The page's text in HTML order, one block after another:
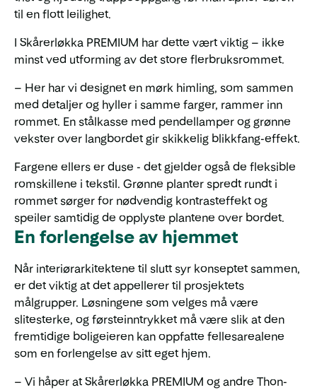
til en flott leilighet.
I Skårerløkka PREMIUM har dette vært viktig – ikke
minst ved utforming av det store flerbruksrommet.
– Her har vi designet en mørk himling, som sammen
med detaljer og hyller i samme farger, rammer inn
rommet. En stålkasse med pendellamper og grønne
vekster over langbordet gir skikkelig blikkfang-effekt.
Fargene ellers er duse - det gjelder også de fleksible
romskillene i tekstil. Grønne planter spredt rundt i
rommet sørger for nødvendig kontrasteffekt og
speiler samtidig de opplyste plantene over bordet.
En forlengelse av hjemmet
Når interiørarkitektene til slutt syr konseptet sammen,
er det viktig at det appellerer til prosjektets
målgrupper. Løsningene som velges må være
slitesterke, og førsteinntrykket må være slik at den
fremtidige boligeieren kan oppfatte fellesarealene
som en forlengelse av sitt eget hjem.
– Vi håper at Skårerløkka PREMIUM og andre Thon-